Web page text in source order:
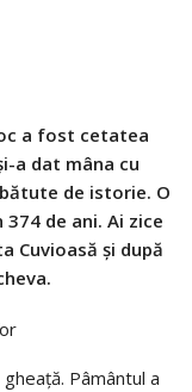
a fost cetatea
a dat mâna cu
de istorie. O
de ani. Ai zice
Cuvioasă și după
Pâmântul a